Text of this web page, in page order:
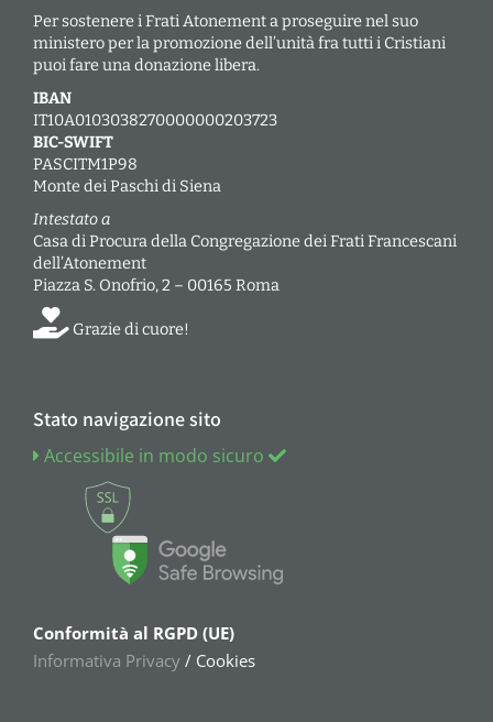
Per sostenere i Frati Atonement a proseguire nel suo
ministero per la promozione dell’unità fra tutti i Cristiani
puoi fare una donazione libera.
IBAN
IT10A0103038270000000203723
BIC-SWIFT
PASCITM1P98
Monte dei Paschi di Siena
Intestato a
Casa di Procura della Congregazione dei Frati Francescani
dell’Atonement
Piazza S. Onofrio, 2 – 00165 Roma
Grazie di cuore!
Stato navigazione sito
Accessibile in modo sicuro
Conformità al RGPD (UE)
Informativa Privacy / Cookies